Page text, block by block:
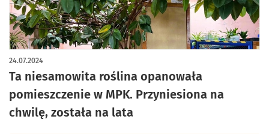
Ta niesamowita roślina opanowała
pomieszczenie w MPK. Przyniesiona na
chwilę, została na lata
24.07.2024